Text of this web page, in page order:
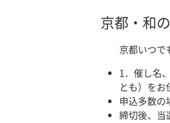
京都・和
京都いつで
1．催し名
とも）をお
申込多数の
締切後、当